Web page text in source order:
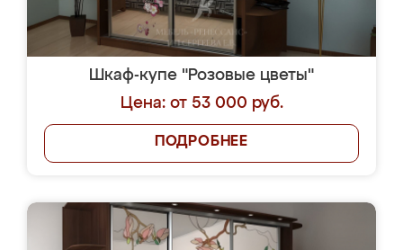
Шкаф-купе "Розовые цветы"
Цена: от 53 000 руб.
ПОДРОБНЕЕ